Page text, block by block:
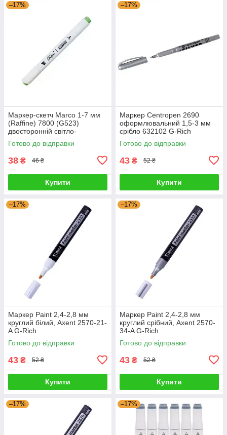
–17%
Маркер-скетч Marco 1-7 мм
(Raffine) 7800 (G523)
двосторонній світло-
оливковий 622816 G-Rich
Готово до відправки
38 ₴ 46 ₴
Купити
–17%
Маркер Centropen 2690
оформлювальний 1,5-3 мм
срібло 632102 G-Rich
Готово до відправки
43 ₴ 52 ₴
Купити
–17%
Маркер Paint 2,4-2,8 мм
круглий білий, Axent 2570-21-
A G-Rich
Готово до відправки
43 ₴ 52 ₴
Купити
–17%
Маркер Paint 2,4-2,8 мм
круглий срібний, Axent 2570-
34-A G-Rich
Готово до відправки
43 ₴ 52 ₴
Купити
–17% –17%